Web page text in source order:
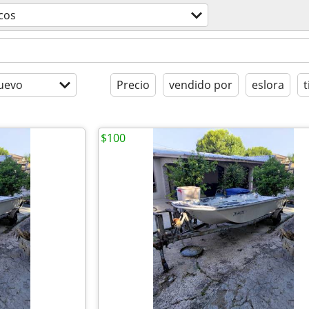
Precio vendido por eslora
$100